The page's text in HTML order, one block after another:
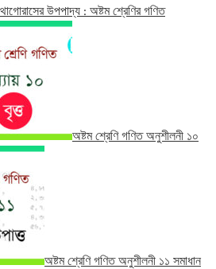
উপপাদ্য : অষ্টম শ্রেণির গণিত
অষ্টম শ্রেণি গণিত অনুশীলনী ১০
অষ্টম শ্রেণি গণিত অনুশীলনী ১১ সমাধান